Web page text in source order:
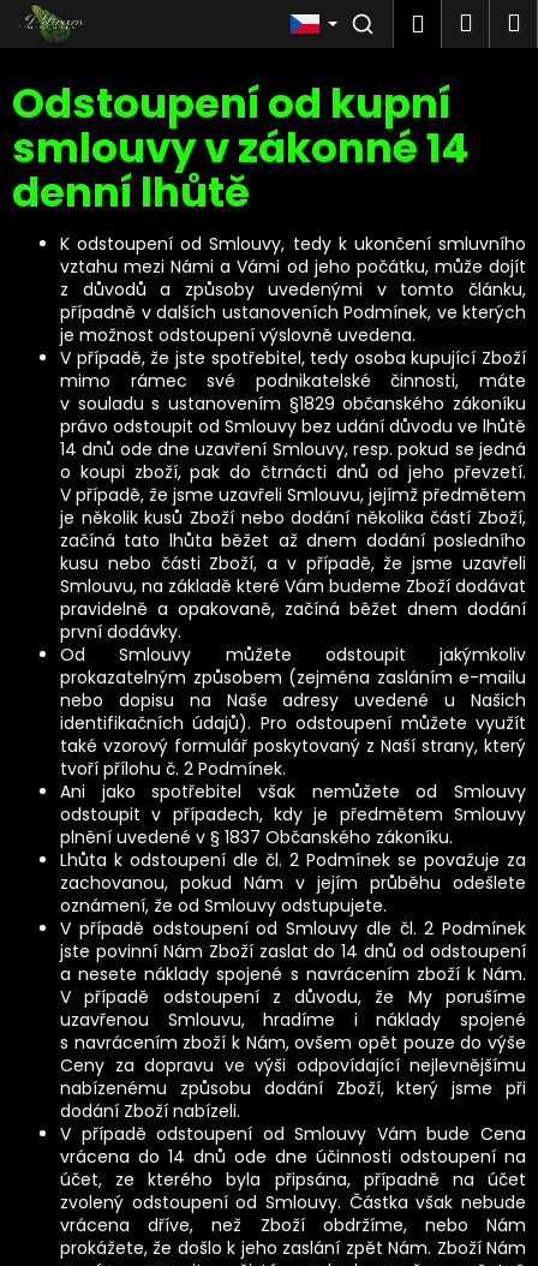
Přejít na obsah
Odstoupení od kupní
smlouvy v zákonné 14
denní lhůtě
K odstoupení od Smlouvy, tedy k ukončení smluvního
vztahu mezi Námi a Vámi od jeho počátku, může dojít
z důvodů a způsoby uvedenými v tomto článku,
případně v dalších ustanoveních Podmínek, ve kterých
je možnost odstoupení výslovně uvedena.
V případě, že jste spotřebitel, tedy osoba kupující Zboží
mimo rámec své podnikatelské činnosti, máte
v souladu s ustanovením §1829 občanského zákoníku
právo odstoupit od Smlouvy bez udání důvodu ve lhůtě
14 dnů ode dne uzavření Smlouvy, resp. pokud se jedná
o koupi zboží, pak do čtrnácti dnů od jeho převzetí.
V případě, že jsme uzavřeli Smlouvu, jejímž předmětem
je několik kusů Zboží nebo dodání několika částí Zboží,
začíná tato lhůta běžet až dnem dodání posledního
kusu nebo části Zboží, a v případě, že jsme uzavřeli
Smlouvu, na základě které Vám budeme Zboží dodávat
pravidelně a opakovaně, začíná běžet dnem dodání
první dodávky.
Od Smlouvy můžete odstoupit jakýmkoliv
prokazatelným způsobem (zejména zasláním e-mailu
nebo dopisu na Naše adresy uvedené u Našich
identifikačních údajů). Pro odstoupení můžete využít
také vzorový formulář poskytovaný z Naší strany, který
tvoří přílohu č. 2 Podmínek.
Ani jako spotřebitel však nemůžete od Smlouvy
odstoupit v případech, kdy je předmětem Smlouvy
plnění uvedené v § 1837 Občanského zákoníku.
Lhůta k odstoupení dle čl. 2 Podmínek se považuje za
zachovanou, pokud Nám v jejím průběhu odešlete
oznámení, že od Smlouvy odstupujete.
V případě odstoupení od Smlouvy dle čl. 2 Podmínek
jste povinní Nám Zboží zaslat do 14 dnů od odstoupení
a nesete náklady spojené s navrácením zboží k Nám.
V případě odstoupení z důvodu, že My porušíme
uzavřenou Smlouvu, hradíme i náklady spojené
s navrácením zboží k Nám, ovšem opět pouze do výše
Ceny za dopravu ve výši odpovídající nejlevnějšímu
nabízenému způsobu dodání Zboží, který jsme při
dodání Zboží nabízeli.
V případě odstoupení od Smlouvy Vám bude Cena
vrácena do 14 dnů ode dne účinnosti odstoupení na
účet, ze kterého byla připsána, případně na účet
zvolený odstoupení od Smlouvy. Částka však nebude
vrácena dříve, než Zboží obdržíme, nebo Nám
prokážete, že došlo k jeho zaslání zpět Nám. Zboží Nám
Košík
C
o
p
o
t
m